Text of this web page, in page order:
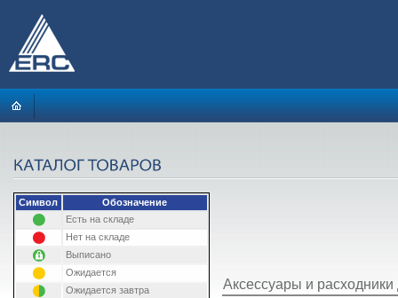
Символ
Обозначение
Есть на складе
Нет на складе
Выписано
Ожидается
Ожидается завтра
Аксессуары и